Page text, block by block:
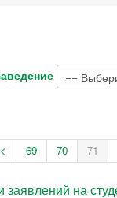
< 69 70 71
на